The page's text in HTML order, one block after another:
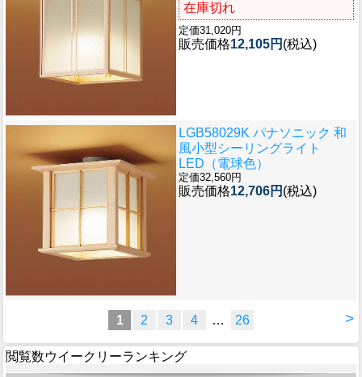
在庫切れ
定価31,020円
販売価格12,105円 (税込)
LGB58029K パナソニック 和
風小型シーリングライト
LED（電球色）
定価32,560円
販売価格12,706円 (税込)
>
1 2 3 4 … 26
閲覧数ウイークリーランキング